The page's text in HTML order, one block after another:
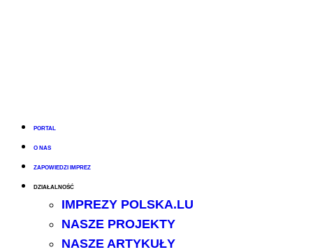
PORTAL
O NAS
ZAPOWIEDZI IMPREZ
DZIAŁALNOŚĆ
IMPREZY POLSKA.LU
NASZE PROJEKTY
NASZE ARTYKUŁY